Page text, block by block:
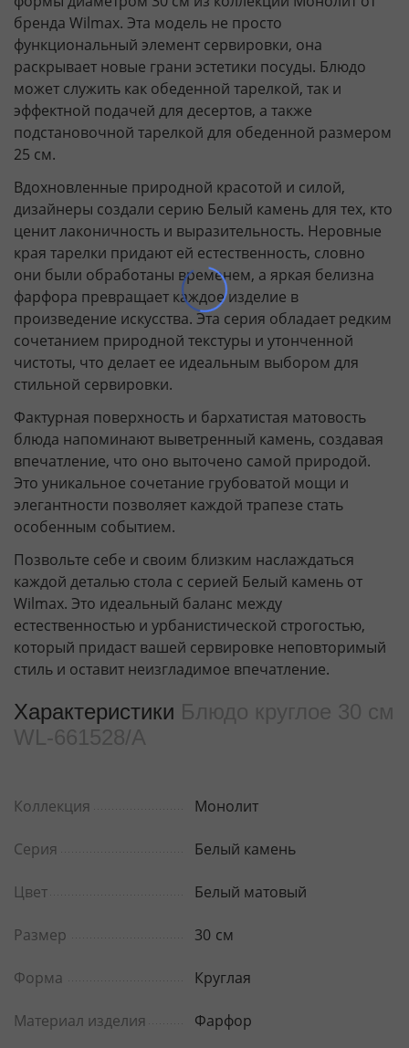
бренда Wilmax. Эта модель не просто
функциональный элемент сервировки, она
раскрывает новые грани эстетики посуды. Блюдо
может служить как обеденной тарелкой, так и
эффектной подачей для десертов, а также
подстановочной тарелкой для обеденной размером
25 см.
Вдохновленные природной красотой и силой,
дизайнеры создали серию Белый камень для тех, кто
ценит лаконичность и выразительность. Неровные
края тарелки придают ей естественность, словно
они были обработаны временем, а яркая белизна
фарфора превращает каждое изделие в
произведение искусства. Эта серия обладает редким
сочетанием природной текстуры и утонченной
чистоты, что делает ее идеальным выбором для
стильной сервировки.
Фактурная поверхность и бархатистая матовость
блюда напоминают выветренный камень, создавая
впечатление, что оно выточено самой природой.
Это уникальное сочетание грубоватой мощи и
элегантности позволяет каждой трапезе стать
особенным событием.
Позвольте себе и своим близким наслаждаться
каждой деталью стола с серией Белый камень от
Wilmax. Это идеальный баланс между
естественностью и урбанистической строгостью,
который придаст вашей сервировке неповторимый
стиль и оставит неизгладимое впечатление.
Характеристики Блюдо круглое 30 см
WL‑661528/A
Коллекция Монолит
Серия Белый камень
Цвет Белый матовый
Размер 30 см
Форма Круглая
Материал изделия Фарфор